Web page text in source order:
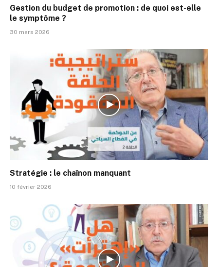
Gestion du budget de promotion : de quoi est-elle
le symptôme ?
30 mars 2026
Stratégie : le chaînon manquant
10 février 2026